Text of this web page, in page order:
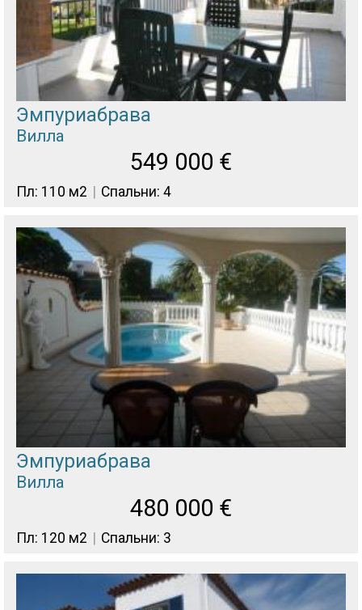
Эмпуриабрава
Вилла
549 000 €
Пл: 110 м2 Спальни: 4
Эмпуриабрава
Вилла
480 000 €
Пл: 120 м2 Спальни: 3